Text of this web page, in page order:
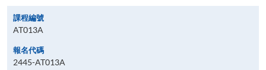
課程編號
AT013A
報名代碼
2445-AT013A